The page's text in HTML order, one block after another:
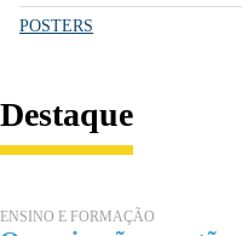
POSTERS
Destaque
ENSINO E FORMAÇÃO